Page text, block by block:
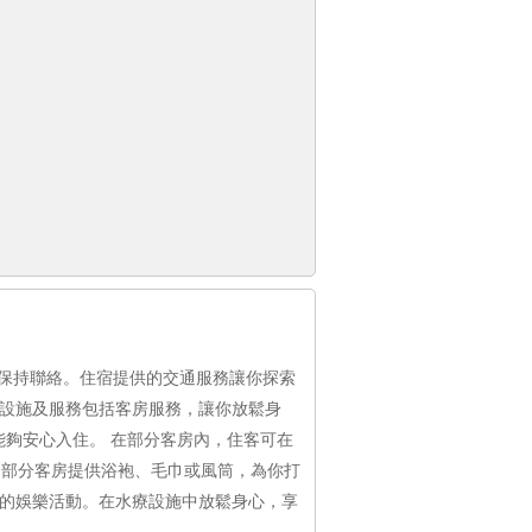
持聯絡。住宿提供的交通服務讓你探索
施及服務包括客房服務，讓你放鬆身
安心入住。 在部分客房內，住客可在
分客房提供浴袍、毛巾或風筒，為你打
娛樂活動。在水療設施中放鬆身心，享